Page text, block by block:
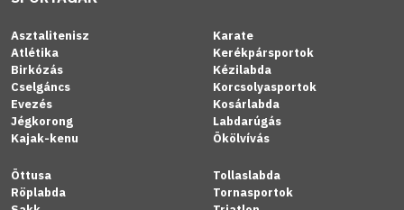
Asztalitenisz
Atlétika
Birkózás
Cselgáncs
Evezés
Jégkorong
Kajak-kenu
Karate
Kerékpársportok
Kézilabda
Korcsolyasportok
Kosárlabda
Labdarúgás
Ökölvívás
Öttusa
Röplabda
Tollaslabda
Tornasportok